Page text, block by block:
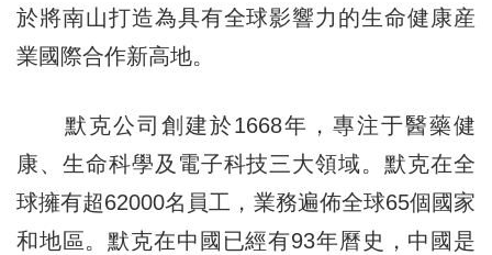
於將南山打造為具有全球影響力的生命健康産
業國際合作新高地。
默克公司創建於1668年，專注于醫藥健
康、生命科學及電子科技三大領域。默克在全
球擁有超62000名員工，業務遍佈全球65個國家
和地區。默克在中國已經有93年曆史，中國是